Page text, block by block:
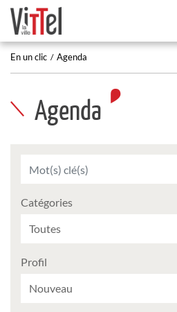
En un clic Agenda
Agenda
Catégories
Profil